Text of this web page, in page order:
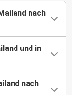
nach
und in
nach